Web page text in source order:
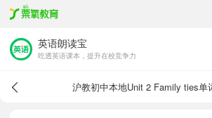
英语朗读宝
吃透英语课本，提升在校竞争力
沪教初中本地Unit 2 Family ties单